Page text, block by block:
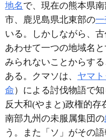
地名 で、現在の熊本県南
市、鹿児島県北東部の一
いる。しかしながら、
あわせて一つの地域名
みられないことからす
ある。クマソは、 ヤマ
命 ）による討伐物語で
反大和(やまと)政権的存
南部九州の未服属集団の
う。また「ソ」がその